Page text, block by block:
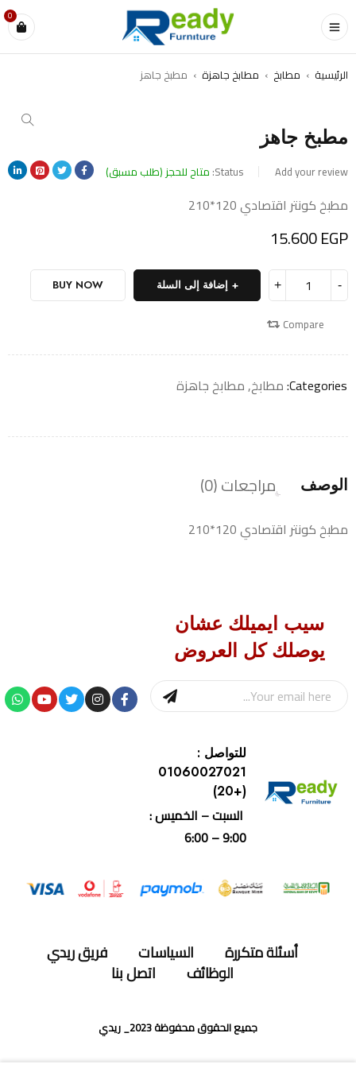
0
الرئيسية › مطابخ › مطابخ جاهزة › مطبخ جاهز
مطبخ جاهز
Add your review
Status: متاح للحجز (طلب مسبق)
مطبخ كونتر اقتصادي 120*210
15.600EGP
إضافة إلى السلة BUY NOW
Compare
Categories: مطابخ,مطابخ جاهزة
الوصف مراجعات (0)
مطبخ كونتر اقتصادي 120*210
سيب ايميلك عشان
يوصلك كل العروض
للتواصل :
01060027021
(+20)
السبت – الخميس :
9:00 – 6:00
أسئلة متكررة السياسات فريق ريدي
الوظائف اتصل بنا
جميع الحقوق محفوظة 2023_ ريدي